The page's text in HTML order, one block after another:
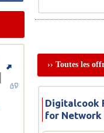
›› Toutes les
Digitalcook
for